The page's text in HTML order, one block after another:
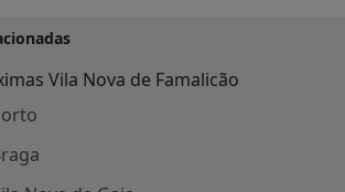
Vila Nova de Famalicão